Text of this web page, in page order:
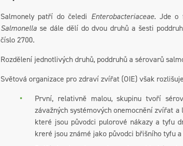
Salmonely patří do čeledi Enterobacteriaceae. Jde o
Salmonella se dále dělí do dvou druhů a šesti
číslo 2700.
Rozdělení jednotlivých druhů, poddruhů a sérovarů
Světová organizace pro zdraví zvířat (OIE) však
První, relativně malou, skupinu tvoří
závažných systémových onemocnění zvířat
které jsou původci pulorové nákazy a tyfu
kreré jsou známé jako původci břišního tyfu